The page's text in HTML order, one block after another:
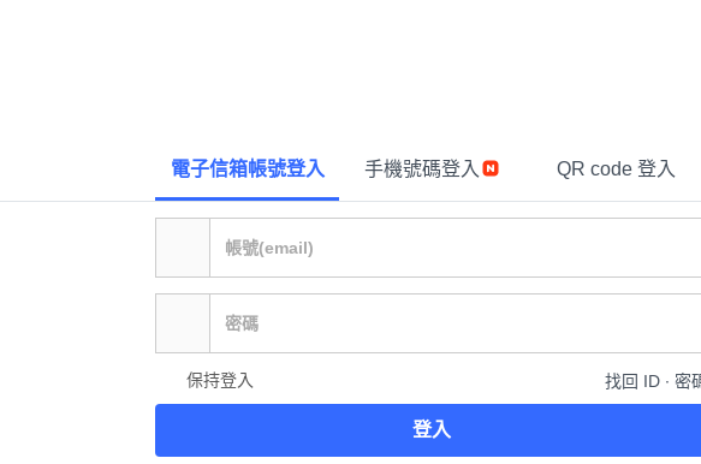
電子信箱帳號登入 手機號碼登入 QR code 登入
保持登入 找回 ID ∙ 密
登入